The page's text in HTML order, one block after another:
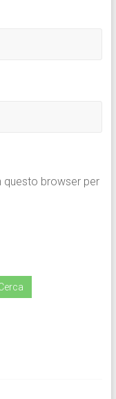
questo browser per